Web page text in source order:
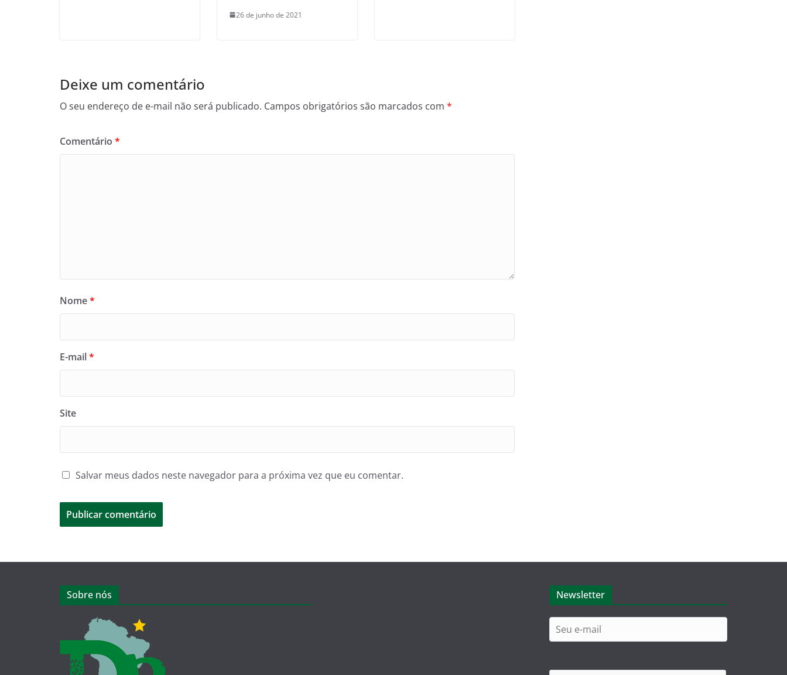
26 de junho de 2021
Deixe um comentário
O seu endereço de e-mail não será publicado. Campos obrigatórios são marcados com *
Comentário *
Nome*
E-mail*
Site
Salvar meus dados neste navegador para a próxima vez que eu comentar.
Sobre nós Newsletter